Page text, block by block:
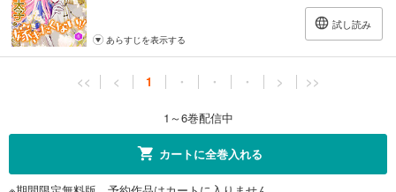
試し読み
あらすじを表示する
<< < 1 ・ ・ ・ > >>
1～6巻配信中
カートに全巻入れる